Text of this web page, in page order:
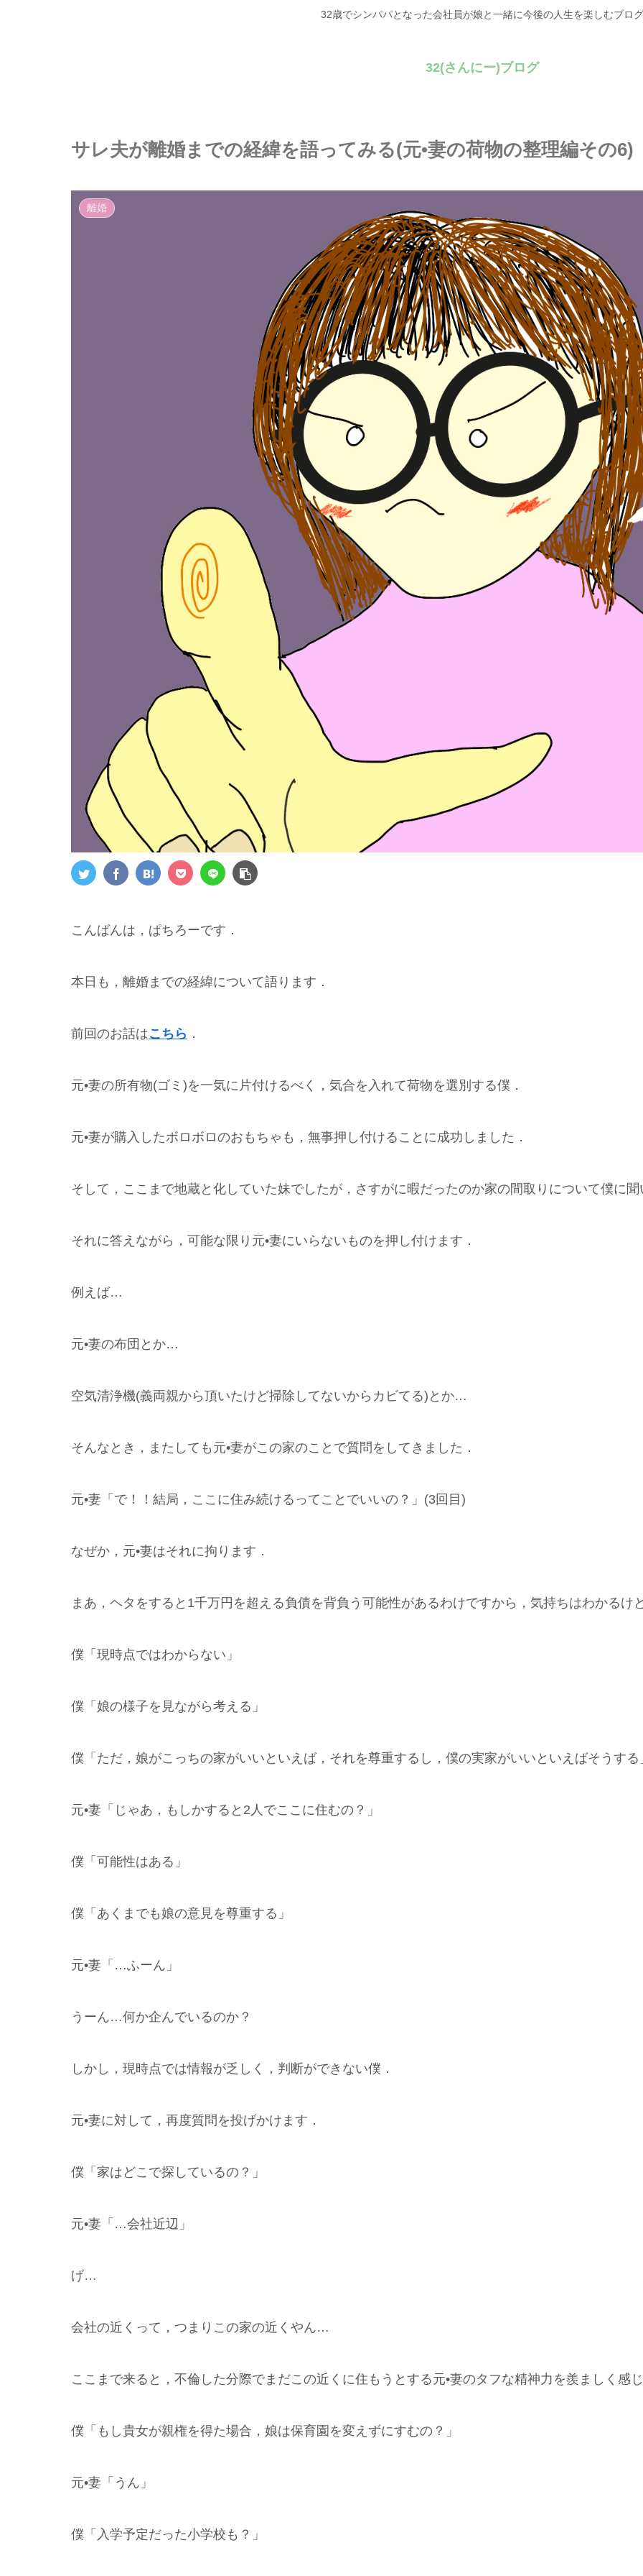
32歳でシンパパとなった会社員が娘と一緒に今後の人生を楽しむブログ
32(さんにー)ブログ
サレ夫が離婚までの経緯を語ってみる(元•妻の荷物の整理編その6)
離婚
こんばんは，ぱちろーです．
本日も，離婚までの経緯について語ります．
前回のお話はこちら ．
元•妻の所有物(ゴミ)を一気に片付けるべく，気合を入れて荷物を選別する僕．
元•妻が購入したボロボロのおもちゃも，無事押し付けることに成功しました．
そして，ここまで地蔵と化していた妹でしたが，さすがに暇だったのか家の間取りについて僕に
それに答えながら，可能な限り元•妻にいらないものを押し付けます．
例えば…
元•妻の布団とか…
空気清浄機(義両親から頂いたけど掃除してないからカビてる)とか…
そんなとき，またしても元•妻がこの家のことで質問をしてきました．
元•妻「で！！結局，ここに住み続けるってことでいいの？」(3回目)
なぜか，元•妻はそれに拘ります．
まあ，ヘタをすると1千万円を超える負債を背負う可能性があるわけですから，気持ちはわかるけ
僕「現時点ではわからない」
僕「娘の様子を見ながら考える」
僕「ただ，娘がこっちの家がいいといえば，それを尊重するし，僕の実家がいいといえばそうする
元•妻「じゃあ，もしかすると2人でここに住むの？」
僕「可能性はある」
僕「あくまでも娘の意見を尊重する」
元•妻「…ふーん」
うーん…何か企んでいるのか？
しかし，現時点では情報が乏しく，判断ができない僕．
元•妻に対して，再度質問を投げかけます．
僕「家はどこで探しているの？」
元•妻「…会社近辺」
げ…
会社の近くって，つまりこの家の近くやん…
ここまで来ると，不倫した分際でまだこの近くに住もうとする元•妻のタフな精神力を羨ましく感
僕「もし貴女が親権を得た場合，娘は保育園を変えずにすむの？」
元•妻「うん」
僕「入学予定だった小学校も？」